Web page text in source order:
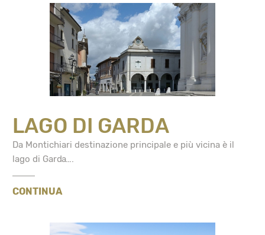
LAGO DI GARDA
Da Montichiari destinazione principale e più vicina è il
lago di Garda....
CONTINUA